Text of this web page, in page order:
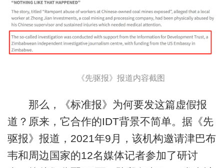
《先驱报》报道内容截图
那么，《标准报》为何要发这篇虚假报
道？原来，它合作的IDT背景不简单。据《先
驱报》报道，2021年9月，该机构邀请津巴布
韦和周边国家的12名媒体记者参加了研讨